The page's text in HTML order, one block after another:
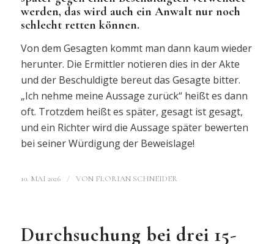
werden, das wird auch ein Anwalt nur noch
schlecht retten können.
Von dem Gesagten kommt man dann kaum wieder
herunter. Die Ermittler notieren dies in der Akte
und der Beschuldigte bereut das Gesagte bitter.
„Ich nehme meine Aussage zurück“ heißt es dann
oft. Trotzdem heißt es später, gesagt ist gesagt,
und ein Richter wird die Aussage später bewerten
bei seiner Würdigung der Beweislage!
10. MAI 2026 / VON FLORIAN SCHNEIDER
Durchsuchung bei drei 15-